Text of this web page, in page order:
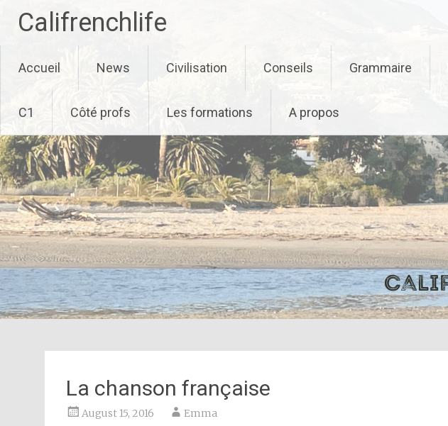
Califrenchlife
to
content
Accueil News Civilisation Conseils Grammaire
C1 Côté profs Les formations A propos
La chanson française
August 15, 2016 Emma